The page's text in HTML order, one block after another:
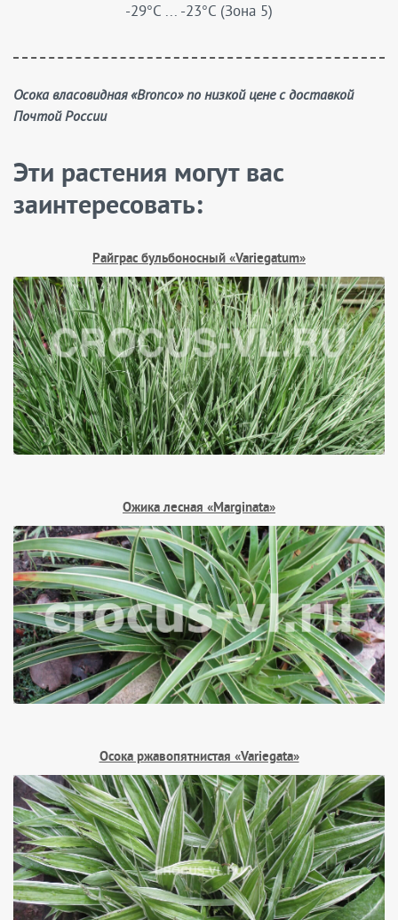
-29°C ... -23°C (Зона 5)
Осока власовидная «Bronco» по низкой цене с доставкой
Почтой России
Эти растения могут вас
заинтересовать:
Райграс бульбоносный «Variegatum»
Ожика лесная «Marginata»
Осока ржавопятнистая «Variegata»